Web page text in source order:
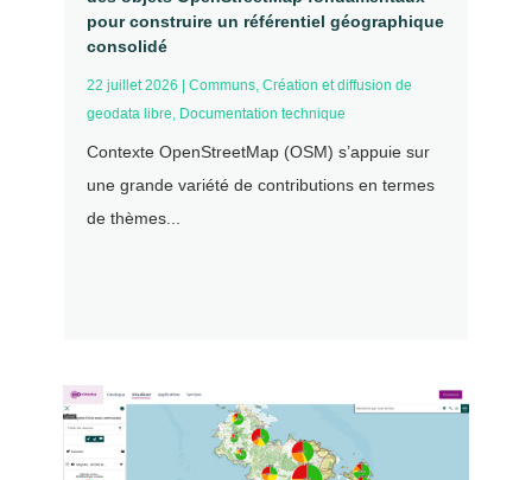
pour construire un référentiel géographique
consolidé
22 juillet 2026 Communs, Création et diffusion de
geodata libre, Documentation technique
Contexte OpenStreetMap (OSM) s’appuie sur
une grande variété de contributions en termes
de thèmes...